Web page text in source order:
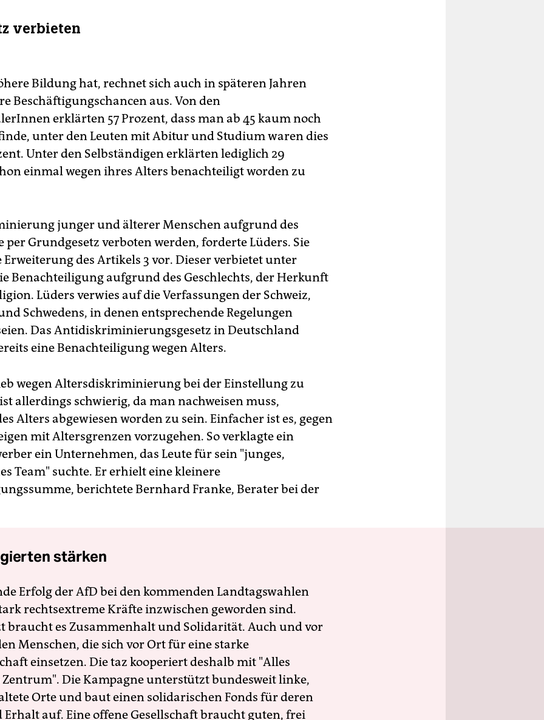
verbieten
Bildung hat, rechnet sich auch in späteren Jahren
Beschäftigungschancen aus. Von den
erklärten 57 Prozent, dass man ab 45 kaum noch
unter den Leuten mit Abitur und Studium waren dies
Unter den Selbständigen erklärten lediglich 29
einmal wegen ihres Alters benachteiligt worden zu
junger und älterer Menschen aufgrund des
per Grundgesetz verboten werden, forderte Lüders. Sie
Erweiterung des Artikels 3 vor. Dieser verbietet unter
Benachteiligung aufgrund des Geschlechts, der Herkunft
Lüders verwies auf die Verfassungen der Schweiz,
Schwedens, in denen entsprechende Regelungen
Das Antidiskriminierungsgesetz in Deutschland
eine Benachteiligung wegen Alters.
wegen Altersdiskriminierung bei der Einstellung zu
allerdings schwierig, da man nachweisen muss,
Alters abgewiesen worden zu sein. Einfacher ist es, gegen
mit Altersgrenzen vorzugehen. So verklagte ein
ein Unternehmen, das Leute für sein "junges,
Team" suchte. Er erhielt eine kleinere
berichtete Bernhard Franke, Berater bei der
stärken
Erfolg der AfD bei den kommenden Landtagswahlen
rechtsextreme Kräfte inzwischen geworden sind.
braucht es Zusammenhalt und Solidarität. Auch und vor
Menschen, die sich vor Ort für eine starke
einsetzen. Die taz kooperiert deshalb mit "Alles
Die Kampagne unterstützt bundesweit linke,
Orte und baut einen solidarischen Fonds für deren
Erhalt auf. Eine offene Gesellschaft braucht guten, frei